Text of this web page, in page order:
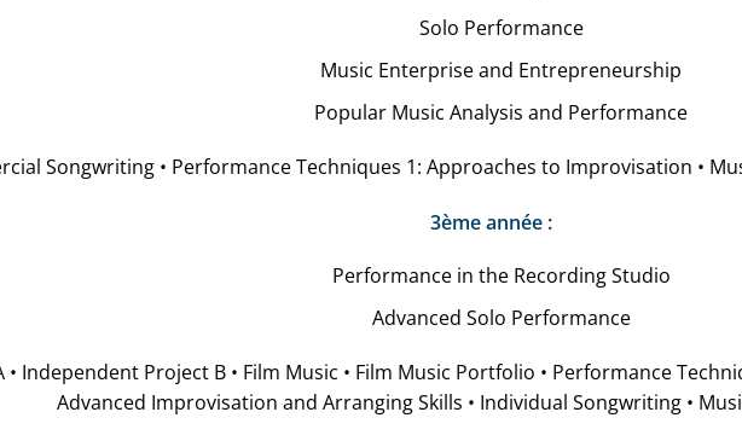
Solo Performance
Music Enterprise and Entrepreneurship
Popular Music Analysis and Performance
Songwriting • Performance Techniques 1: Approaches to Improvisation •
3ème année :
Performance in the Recording Studio
Advanced Solo Performance
Independent Project B • Film Music • Film Music Portfolio • Performance
Advanced Improvisation and Arranging Skills • Individual Songwriting •